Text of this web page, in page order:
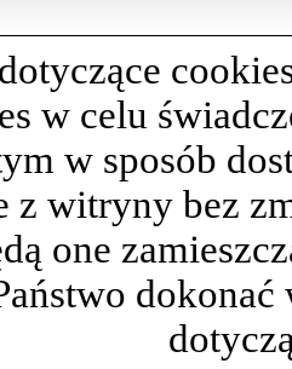
w celu
w sposób
z witryny bez
one